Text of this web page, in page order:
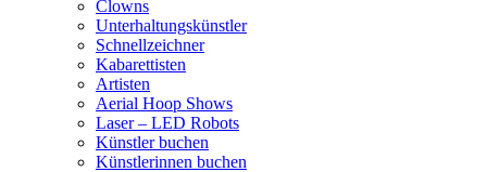
Clowns
Unterhaltungskünstler
Schnellzeichner
Kabarettisten
Artisten
Aerial Hoop Shows
Laser – LED Robots
Künstler buchen
Künstlerinnen buchen